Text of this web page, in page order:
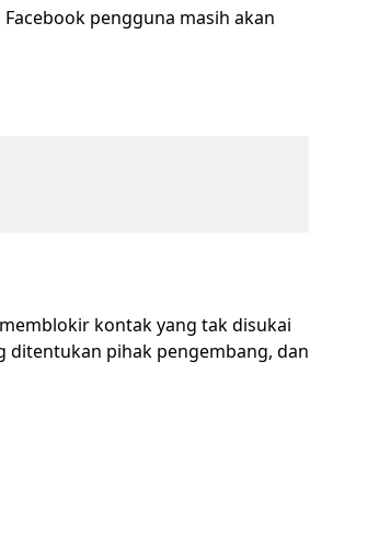
pengguna masih akan
kontak yang tak disukai
ditentukan pihak pengembang, dan